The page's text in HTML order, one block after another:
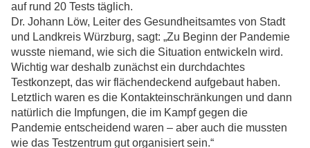
auf rund 20 Tests täglich.
Dr. Johann Löw, Leiter des Gesundheitsamtes von Stadt
und Landkreis Würzburg, sagt: „Zu Beginn der Pandemie
wusste niemand, wie sich die Situation entwickeln wird.
Wichtig war deshalb zunächst ein durchdachtes
Testkonzept, das wir flächendeckend aufgebaut haben.
Letztlich waren es die Kontakteinschränkungen und dann
natürlich die Impfungen, die im Kampf gegen die
Pandemie entscheidend waren – aber auch die mussten
wie das Testzentrum gut organisiert sein.“